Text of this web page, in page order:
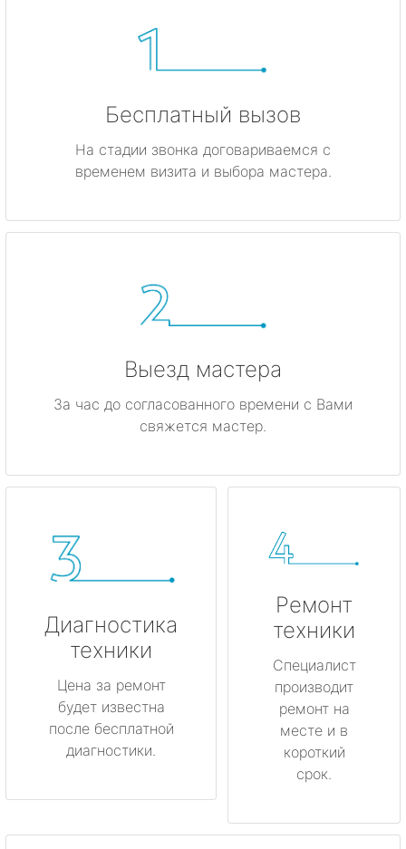
Бесплатный вызов
На стадии звонка договариваемся с
временем визита и выбора мастера.
Выезд мастера
За час до согласованного времени с Вами
свяжется мастер.
Диагностика
техники
Цена за ремонт
будет известна
после бесплатной
диагностики.
Ремонт
техники
Специалист
производит
ремонт на
месте и в
короткий
срок.